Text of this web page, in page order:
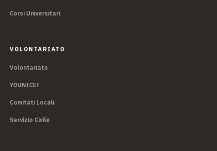
Corsi Universitari
VOLONTARIATO
Volontariato
YOUNICEF
Comitati Locali
Servizio Civile